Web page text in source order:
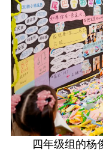
四年级组的杨